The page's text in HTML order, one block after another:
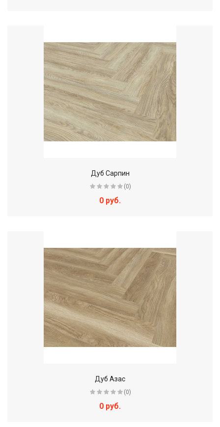
Дуб Сарпин
(0)
0 руб.
Дуб Азас
(0)
0 руб.